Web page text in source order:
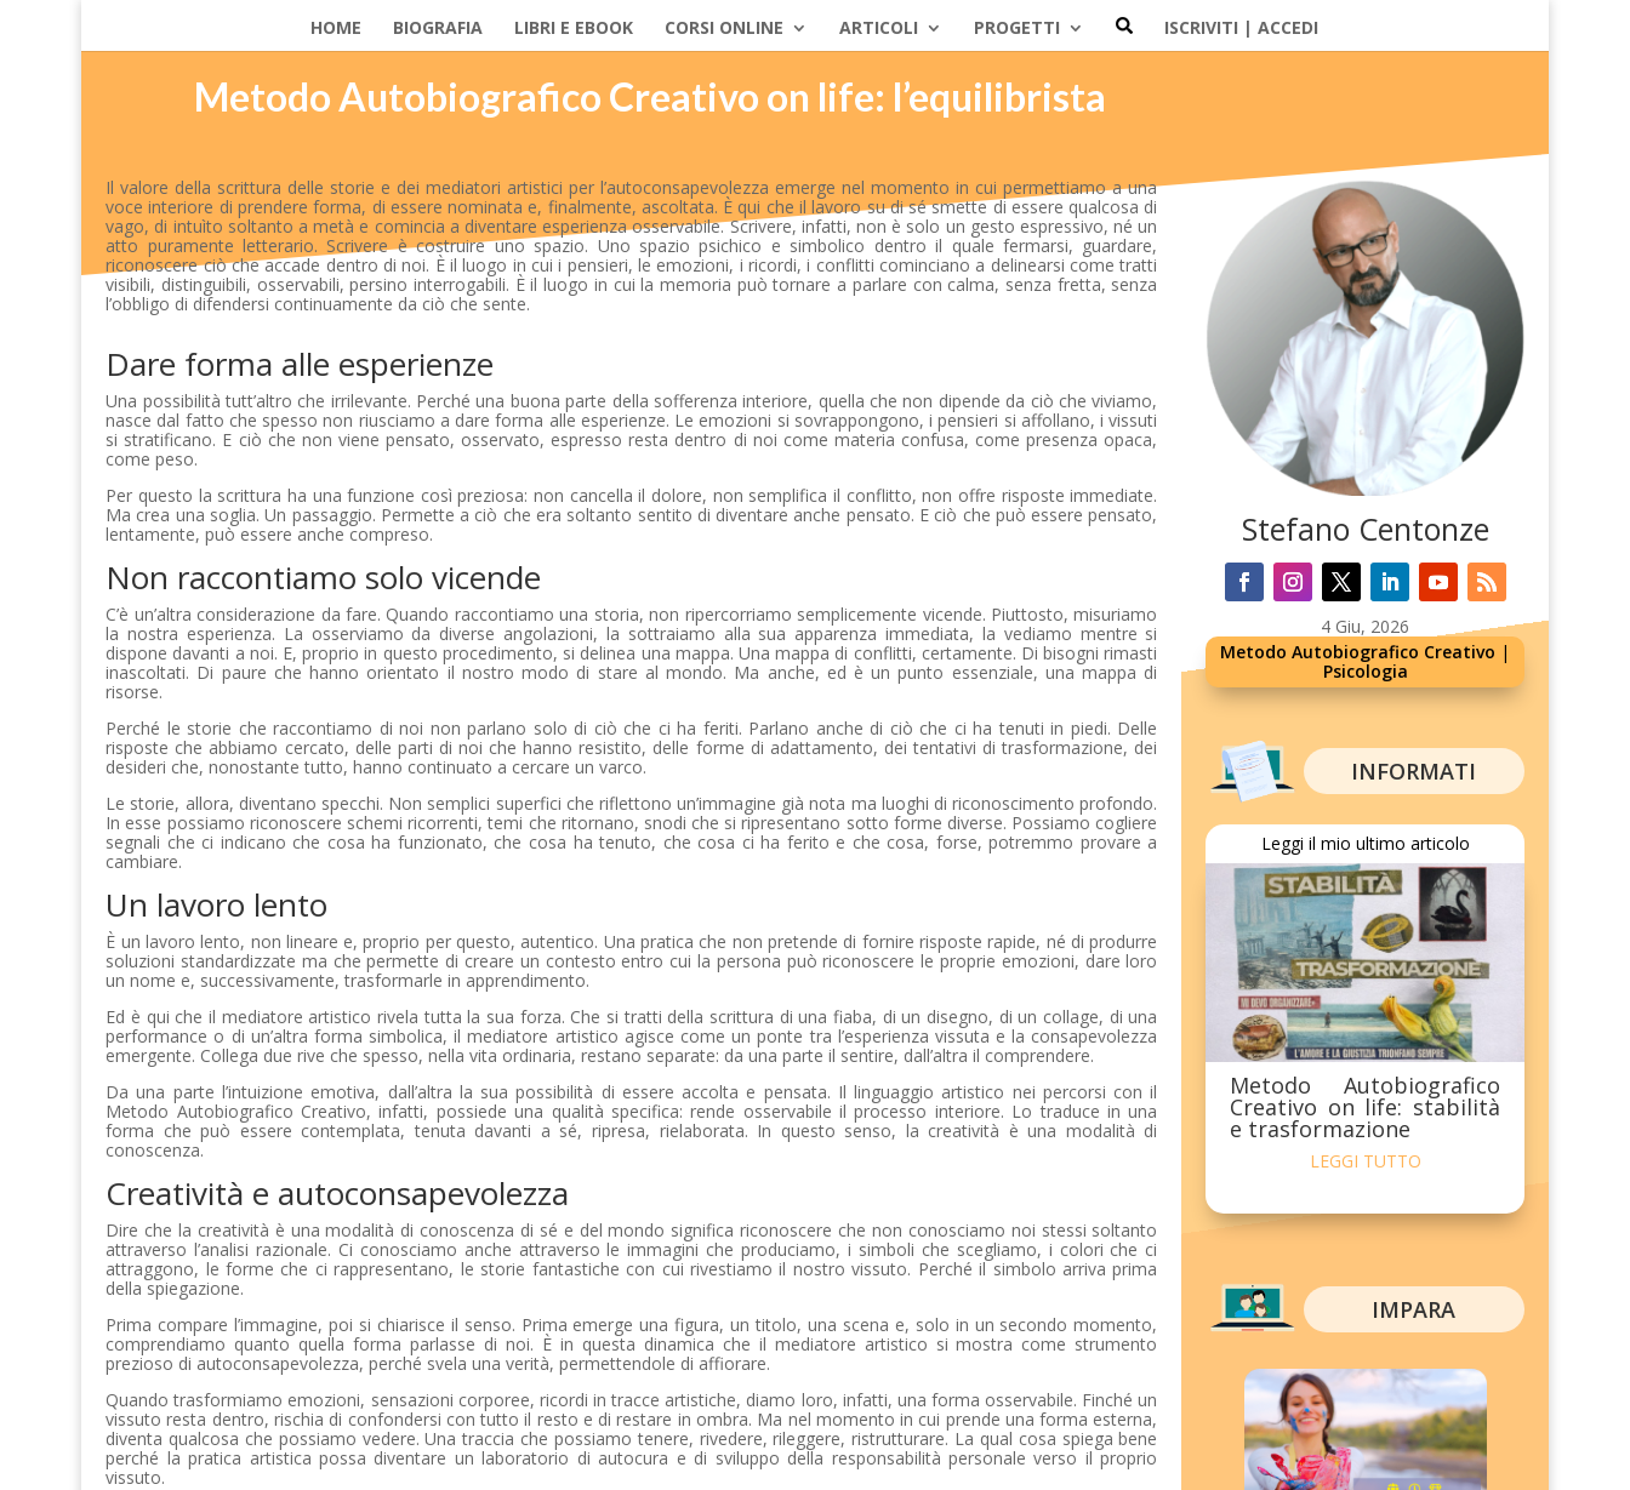
HOME BIOGRAFIA LIBRI E EBOOK CORSI ONLINE ARTICOLI PROGETTI ISCRIVITI | ACCEDI
Metodo Autobiografico Creativo on life: l’equilibrista
Il valore della scrittura delle storie e dei mediatori artistici per l’autoconsapevolezza emerge nel momento in cui permettiamo a una
voce interiore di prendere forma, di essere nominata e, finalmente, ascoltata. È qui che il lavoro su di sé smette di essere qualcosa di
vago, di intuìto soltanto a metà e comincia a diventare esperienza osservabile. Scrivere, infatti, non è solo un gesto espressivo, né un
atto puramente letterario. Scrivere è costruire uno spazio. Uno spazio psichico e simbolico dentro il quale fermarsi, guardare,
riconoscere ciò che accade dentro di noi. È il luogo in cui i pensieri, le emozioni, i ricordi, i conflitti cominciano a delinearsi come tratti
visibili, distinguibili, osservabili, persino interrogabili. È il luogo in cui la memoria può tornare a parlare con calma, senza fretta, senza
l’obbligo di difendersi continuamente da ciò che sente.
Dare forma alle esperienze
Una possibilità tutt’altro che irrilevante. Perché una buona parte della sofferenza interiore, quella che non dipende da ciò che viviamo,
nasce dal fatto che spesso non riusciamo a dare forma alle esperienze. Le emozioni si sovrappongono, i pensieri si affollano, i vissuti
si stratificano. E ciò che non viene pensato, osservato, espresso resta dentro di noi come materia confusa, come presenza opaca,
come peso.
Per questo la scrittura ha una funzione così preziosa: non cancella il dolore, non semplifica il conflitto, non offre risposte immediate.
Ma crea una soglia. Un passaggio. Permette a ciò che era soltanto sentito di diventare anche pensato. E ciò che può essere pensato,
lentamente, può essere anche compreso.
Non raccontiamo solo vicende
C’è un’altra considerazione da fare. Quando raccontiamo una storia, non ripercorriamo semplicemente vicende. Piuttosto, misuriamo
la nostra esperienza. La osserviamo da diverse angolazioni, la sottraiamo alla sua apparenza immediata, la vediamo mentre si
dispone davanti a noi. E, proprio in questo procedimento, si delinea una mappa. Una mappa di conflitti, certamente. Di bisogni rimasti
inascoltati. Di paure che hanno orientato il nostro modo di stare al mondo. Ma anche, ed è un punto essenziale, una mappa di
risorse.
Perché le storie che raccontiamo di noi non parlano solo di ciò che ci ha feriti. Parlano anche di ciò che ci ha tenuti in piedi. Delle
risposte che abbiamo cercato, delle parti di noi che hanno resistito, delle forme di adattamento, dei tentativi di trasformazione, dei
desideri che, nonostante tutto, hanno continuato a cercare un varco.
Le storie, allora, diventano specchi. Non semplici superfici che riflettono un’immagine già nota ma luoghi di riconoscimento profondo.
In esse possiamo riconoscere schemi ricorrenti, temi che ritornano, snodi che si ripresentano sotto forme diverse. Possiamo cogliere
segnali che ci indicano che cosa ha funzionato, che cosa ha tenuto, che cosa ci ha ferito e che cosa, forse, potremmo provare a
cambiare.
Un lavoro lento
È un lavoro lento, non lineare e, proprio per questo, autentico. Una pratica che non pretende di fornire risposte rapide, né di produrre
soluzioni standardizzate ma che permette di creare un contesto entro cui la persona può riconoscere le proprie emozioni, dare loro
un nome e, successivamente, trasformarle in apprendimento.
Ed è qui che il mediatore artistico rivela tutta la sua forza. Che si tratti della scrittura di una fiaba, di un disegno, di un collage, di una
performance o di un’altra forma simbolica, il mediatore artistico agisce come un ponte tra l’esperienza vissuta e la consapevolezza
emergente. Collega due rive che spesso, nella vita ordinaria, restano separate: da una parte il sentire, dall’altra il comprendere.
Da una parte l’intuizione emotiva, dall’altra la sua possibilità di essere accolta e pensata. Il linguaggio artistico nei percorsi con il
Metodo Autobiografico Creativo, infatti, possiede una qualità specifica: rende osservabile il processo interiore. Lo traduce in una
forma che può essere contemplata, tenuta davanti a sé, ripresa, rielaborata. In questo senso, la creatività è una modalità di
conoscenza.
Creatività e autoconsapevolezza
Dire che la creatività è una modalità di conoscenza di sé e del mondo significa riconoscere che non conosciamo noi stessi soltanto
attraverso l’analisi razionale. Ci conosciamo anche attraverso le immagini che produciamo, i simboli che scegliamo, i colori che ci
attraggono, le forme che ci rappresentano, le storie fantastiche con cui rivestiamo il nostro vissuto. Perché il simbolo arriva prima
della spiegazione.
Prima compare l’immagine, poi si chiarisce il senso. Prima emerge una figura, un titolo, una scena e, solo in un secondo momento,
comprendiamo quanto quella forma parlasse di noi. È in questa dinamica che il mediatore artistico si mostra come strumento
prezioso di autoconsapevolezza, perché svela una verità, permettendole di affiorare.
Quando trasformiamo emozioni, sensazioni corporee, ricordi in tracce artistiche, diamo loro, infatti, una forma osservabile. Finché un
vissuto resta dentro, rischia di confondersi con tutto il resto e di restare in ombra. Ma nel momento in cui prende una forma esterna,
diventa qualcosa che possiamo vedere. Una traccia che possiamo tenere, rivedere, rileggere, ristrutturare. La qual cosa spiega bene
perché la pratica artistica possa diventare un laboratorio di autocura e di sviluppo della responsabilità personale verso il proprio
vissuto.
Stefano Centonze
4 Giu, 2026
Metodo Autobiografico Creativo |
Psicologia
INFORMATI
Leggi il mio ultimo articolo
Metodo Autobiografico
Creativo on life: stabilità
e trasformazione
LEGGI TUTTO
IMPARA